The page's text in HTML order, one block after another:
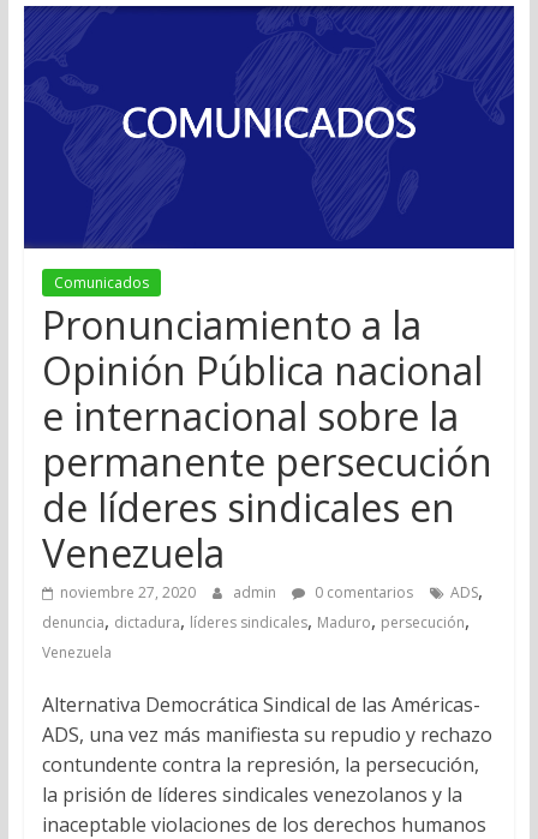
Comunicados
Pronunciamiento a la
Opinión Pública nacional
e internacional sobre la
permanente persecución
de líderes sindicales en
Venezuela
noviembre 27, 2020 admin 0 comentarios ADS,
denuncia, dictadura, líderes sindicales, Maduro, persecución,
Venezuela
Alternativa Democrática Sindical de las Américas-
ADS, una vez más manifiesta su repudio y rechazo
contundente contra la represión, la persecución,
la prisión de líderes sindicales venezolanos y la
inaceptable violaciones de los derechos humanos